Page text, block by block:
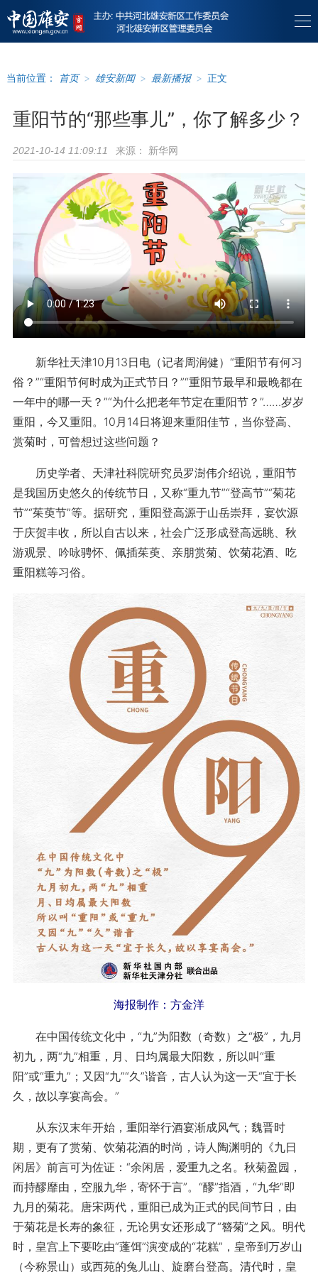
当前位置： 首页 > 雄安新闻 > 最新播报 > 正文
重阳节的“那些事儿”，你了解多少？
2021-10-14 11:09:11 来源： 新华网
新华社天津10月13日电（记者周润健）“重阳节有何习
俗？”“重阳节何时成为正式节日？”“重阳节最早和最晚都在
一年中的哪一天？”“为什么把老年节定在重阳节？”……岁岁
重阳，今又重阳。10月14日将迎来重阳佳节，当你登高、
赏菊时，可曾想过这些问题？
历史学者、天津社科院研究员罗澍伟介绍说，重阳节
是我国历史悠久的传统节日，又称“重九节”“登高节”“菊花
节”“茱萸节”等。据研究，重阳登高源于山岳崇拜，宴饮源
于庆贺丰收，所以自古以来，社会广泛形成登高远眺、秋
游观景、吟咏骋怀、佩插茱萸、亲朋赏菊、饮菊花酒、吃
重阳糕等习俗。
海报制作：方金洋
在中国传统文化中，“九”为阳数（奇数）之“极”，九月
初九，两“九”相重，月、日均属最大阳数，所以叫“重
阳”或“重九”；又因“九”“久”谐音，古人认为这一天“宜于长
久，故以享宴高会。”
从东汉末年开始，重阳举行酒宴渐成风气；魏晋时
期，更有了赏菊、饮菊花酒的时尚，诗人陶渊明的《九日
闲居》前言可为佐证：“余闲居，爱重九之名。秋菊盈园，
而持醪靡由，空服九华，寄怀于言”。“醪”指酒，“九华”即
九月的菊花。唐宋两代，重阳已成为正式的民间节日，由
于菊花是长寿的象征，无论男女还形成了“簪菊”之风。明代
时，皇宫上下要吃由“蓬饵”演变成的“花糕”，皇帝到万岁山
（今称景山）或西苑的兔儿山、旋磨台登高。清代时，皇